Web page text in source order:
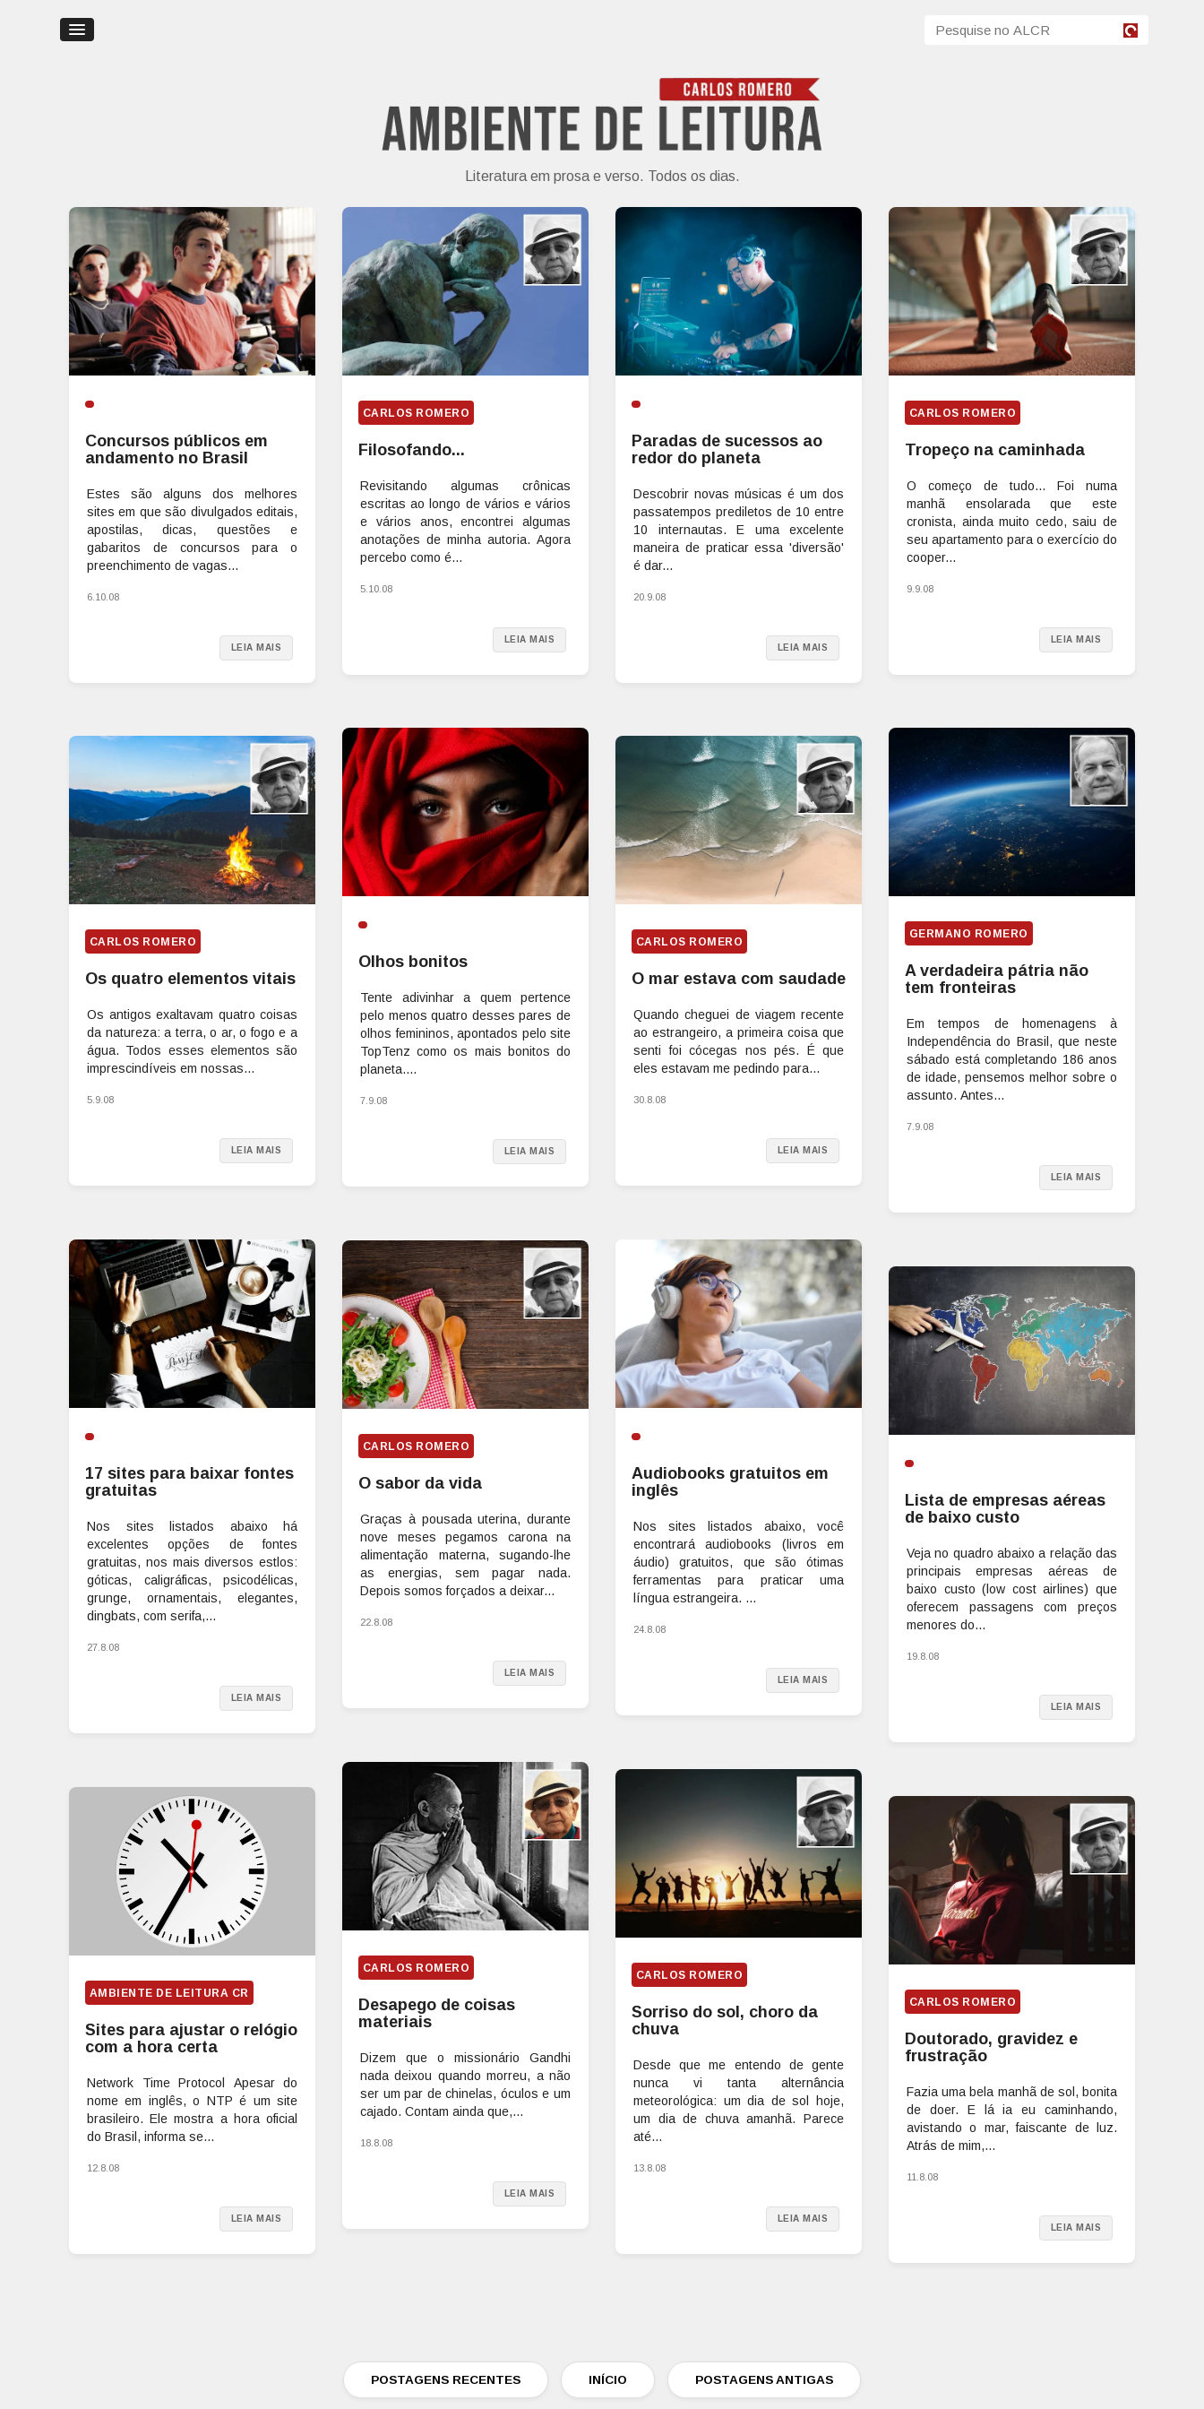
Literatura em prosa e verso. Todos os dias.
Concursos públicos em
andamento no Brasil
Estes são alguns dos melhores
sites em que são divulgados editais,
apostilas, dicas, questões e
gabaritos de concursos para o
preenchimento de vagas...
LEIA MAIS
6.10.08
CARLOS ROMERO
Filosofando...
Revisitando algumas crônicas
escritas ao longo de vários e vários
e vários anos, encontrei algumas
anotações de minha autoria. Agora
percebo como é...
LEIA MAIS
5.10.08
Paradas de sucessos ao
redor do planeta
Descobrir novas músicas é um dos
passatempos prediletos de 10 entre
10 internautas. E uma excelente
maneira de praticar essa 'diversão'
é dar...
LEIA MAIS
20.9.08
CARLOS ROMERO
Tropeço na caminhada
O começo de tudo... Foi numa
manhã ensolarada que este
cronista, ainda muito cedo, saiu de
seu apartamento para o exercício do
cooper...
LEIA MAIS
9.9.08
Olhos bonitos
Tente adivinhar a quem pertence
pelo menos quatro desses pares de
olhos femininos, apontados pelo site
TopTenz como os mais bonitos do
planeta....
LEIA MAIS
7.9.08
GERMANO ROMERO
A verdadeira pátria não
tem fronteiras
Em tempos de homenagens à
Independência do Brasil, que neste
sábado está completando 186 anos
de idade, pensemos melhor sobre o
assunto. Antes...
LEIA MAIS
7.9.08
CARLOS ROMERO
Os quatro elementos vitais
Os antigos exaltavam quatro coisas
da natureza: a terra, o ar, o fogo e a
água. Todos esses elementos são
imprescindíveis em nossas...
LEIA MAIS
5.9.08
CARLOS ROMERO
O mar estava com saudade
Quando cheguei de viagem recente
ao estrangeiro, a primeira coisa que
senti foi cócegas nos pés. É que
eles estavam me pedindo para...
LEIA MAIS
30.8.08
17 sites para baixar fontes
gratuitas
Nos sites listados abaixo há
excelentes opções de fontes
gratuitas, nos mais diversos estlos:
góticas, caligráficas, psicodélicas,
grunge, ornamentais, elegantes,
dingbats, com serifa,...
LEIA MAIS
27.8.08
Audiobooks gratuitos em
inglês
Nos sites listados abaixo, você
encontrará audiobooks (livros em
áudio) gratuitos, que são ótimas
ferramentas para praticar uma
língua estrangeira. ...
LEIA MAIS
24.8.08
CARLOS ROMERO
O sabor da vida
Graças à pousada uterina, durante
nove meses pegamos carona na
alimentação materna, sugando-lhe
as energias, sem pagar nada.
Depois somos forçados a deixar...
LEIA MAIS
22.8.08
Lista de empresas aéreas
de baixo custo
Veja no quadro abaixo a relação das
principais empresas aéreas de
baixo custo (low cost airlines) que
oferecem passagens com preços
menores do...
LEIA MAIS
19.8.08
CARLOS ROMERO
Desapego de coisas
materiais
Dizem que o missionário Gandhi
nada deixou quando morreu, a não
ser um par de chinelas, óculos e um
cajado. Contam ainda que,...
LEIA MAIS
18.8.08
CARLOS ROMERO
Sorriso do sol, choro da
chuva
Desde que me entendo de gente
nunca vi tanta alternância
meteorológica: um dia de sol hoje,
um dia de chuva amanhã. Parece
até...
LEIA MAIS
13.8.08
AMBIENTE DE LEITURA CR
Sites para ajustar o relógio
com a hora certa
Network Time Protocol Apesar do
nome em inglês, o NTP é um site
brasileiro. Ele mostra a hora oficial
do Brasil, informa se...
LEIA MAIS
12.8.08
CARLOS ROMERO
Doutorado, gravidez e
frustração
Fazia uma bela manhã de sol, bonita
de doer. E lá ia eu caminhando,
avistando o mar, faiscante de luz.
Atrás de mim,...
LEIA MAIS
11.8.08
POSTAGENS RECENTES INÍCIO POSTAGENS ANTIGAS